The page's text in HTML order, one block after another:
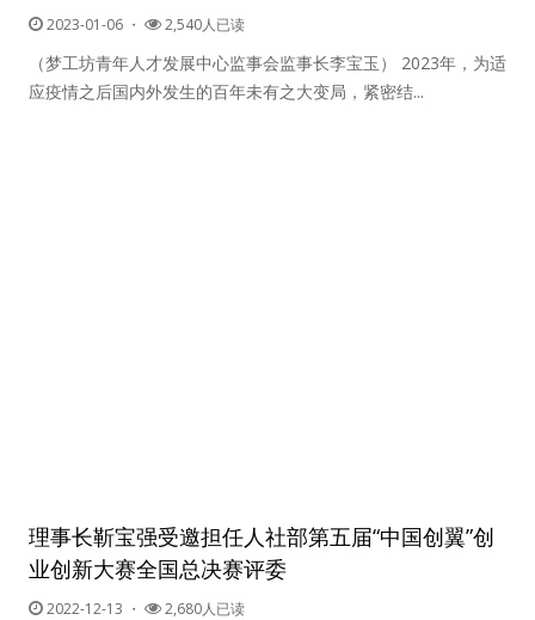
2023-01-06 ・ 2,540人已读
（梦工坊青年人才发展中心监事会监事长李宝玉） 2023年，为适
应疫情之后国内外发生的百年未有之大变局，紧密结...
理事长靳宝强受邀担任人社部第五届“中国创翼”创
业创新大赛全国总决赛评委
2022-12-13 ・ 2,680人已读